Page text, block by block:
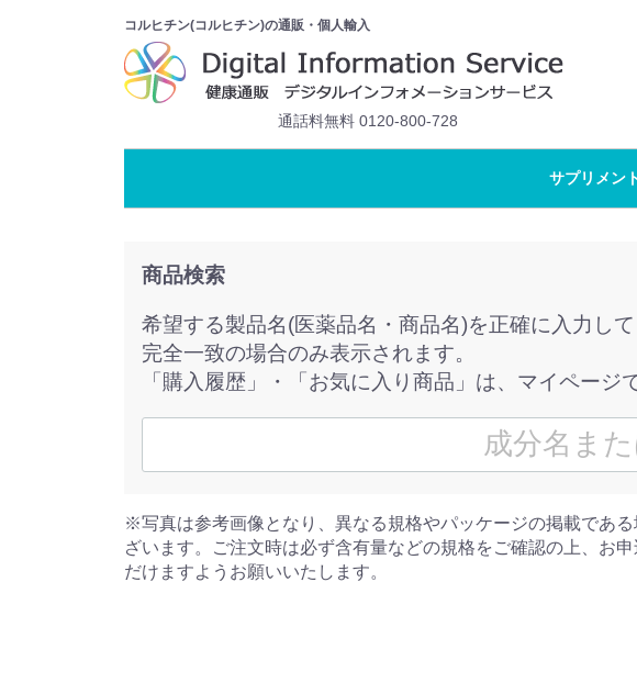
コルヒチン(コルヒチン)の通販・個人輸入
通話料無料 0120-800-728
サプリメン
商品検索
希望する製品名(医薬品名・商品名)を正確に入力して
完全一致の場合のみ表示されます。
「購入履歴」・「お気に入り商品」は、マイページ
※写真は参考画像となり、異なる規格やパッケージの掲載であ
ざいます。ご注文時は必ず含有量などの規格をご確認の上、お申
だけますようお願いいたします。